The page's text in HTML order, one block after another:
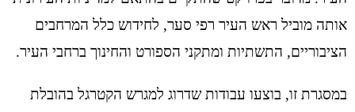
אותה מוביל ראש העיר רפי סער, לחידוש כלל המרחבים
הציבוריים, התשתיות ומתקני הספורט והחינוך ברחבי העיר.
במסגרת זו, בוצעו עבודות שדרוג למגרש הקטרגל בהובלת